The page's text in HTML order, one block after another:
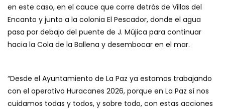
en este caso, en el cauce que corre detrás de Villas del
Encanto y junto a la colonia El Pescador, donde el agua
pasa por debajo del puente de J. Mújica para continuar
hacia la Cola de la Ballena y desembocar en el mar.
“Desde el Ayuntamiento de La Paz ya estamos trabajando
con el operativo Huracanes 2026, porque en La Paz sí nos
cuidamos todas y todos, y sobre todo, con estas acciones